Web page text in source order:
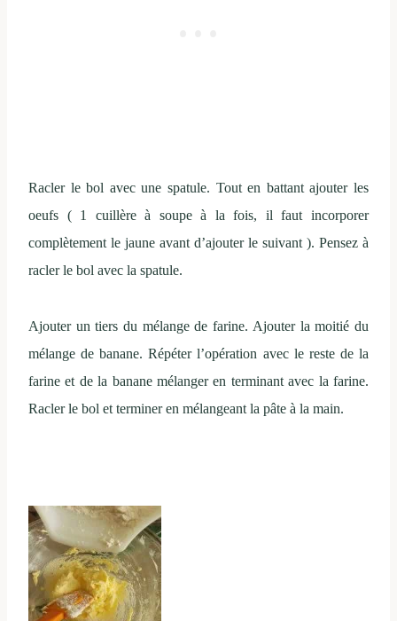
Racler le bol avec une spatule. Tout en battant ajouter les
oeufs ( 1 cuillère à soupe à la fois, il faut incorporer
complètement le jaune avant d’ajouter le suivant ). Pensez à
racler le bol avec la spatule.
Ajouter un tiers du mélange de farine. Ajouter la moitié du
mélange de banane. Répéter l’opération avec le reste de la
farine et de la banane mélanger en terminant avec la farine.
Racler le bol et terminer en mélangeant la pâte à la main.